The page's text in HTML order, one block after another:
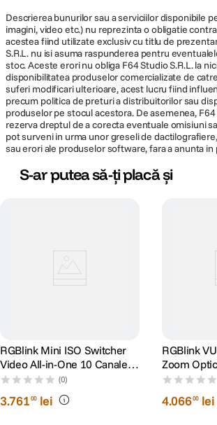
SMPTE: 720p@50/60 | 1080i@50/60 |
2160p@25/30/50/60
USB 3.0:
YUY2/NVV:12 320×176@25/30 | 640×360@25/
960 ×540@25/30 | 1280×720@25/30 |
MJPEG/H.264/H.265: 320×176@25/30 |
640×480@25/30 | 960 ×540@25/30 |
1920×1080@25/30 | 3840×2160@25/30
Protocol de control
VISCA | Pelco-D | Pelco-P
Rata de transmisie (bps)
Tensiune de intrare: DC12V
Putere maxima: 12W
Temperatura: -10℃～50℃
Descrierea bunurilor sau a serviciilor disponibile
imagini, video etc.) nu reprezinta o obligatie
acestea fiind utilizate exclusiv cu titlu de
S.R.L. nu isi asuma raspunderea pentru
stoc. Aceste erori nu obliga F64 Studio S.R.L. la
disponibilitatea produselor comercializate de
suferi modificari ulterioare, acest lucru fiind
precum politica de preturi a distribuitorilor sau
produselor pe stocul acestora. De asemenea, F64
rezerva dreptul de a corecta eventuale omisiuni
pot surveni in urma unor greseli de
sau erori ale produselor software, fara a anunta in
S-ar putea să-ți placă și
RGBlink Mini ISO Switcher
Video All-in-One 10 Canale
SDI HDMI
(0)
3.76100 lei
RGBlink
Zoom
4.06600 lei